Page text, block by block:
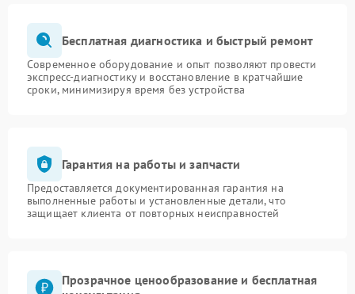
Бесплатная диагностика и быстрый ремонт
Современное оборудование и опыт позволяют провести
экспресс-диагностику и восстановление в кратчайшие
сроки, минимизируя время без устройства
Гарантия на работы и запчасти
Предоставляется документированная гарантия на
выполненные работы и установленные детали, что
защищает клиента от повторных неисправностей
Прозрачное ценообразование и бесплатная